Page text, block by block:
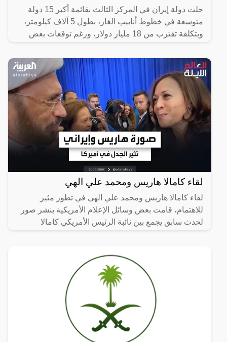
حلت دولة إيران في المركز الثالث بقائمة أكبر 15 دولة
متوسعة في خطوط أنابيب الغاز، بطول 5 آلاف كيلومتر،
وبتكلفة تقترب من 18 مليار دولار، ورغم توقعات بعض
لقاء كامالا هاريس ومحمد علي الهي
لقاء كامالا هاريس ومحمد علي الهي في تطور مثير
للاهتمام، قامت بعض وسائل الإعلام الأمريكية بنشر صور
لحدث سابق يجمع بين نائبة الرئيس الأمريكي كامالا